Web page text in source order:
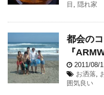
目 , 隠れ家
都会の
『
2011/08/
お洒落,
囲気良い